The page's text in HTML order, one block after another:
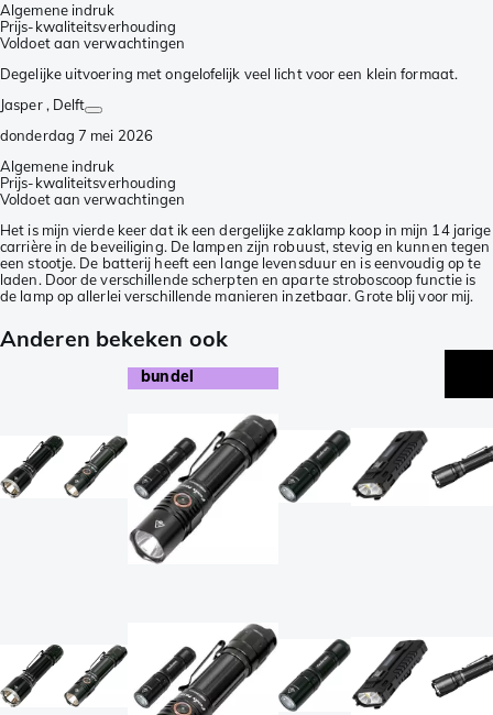
Algemene indruk
Prijs-kwaliteitsverhouding
Voldoet aan verwachtingen
Degelijke uitvoering met ongelofelijk veel licht voor een klein formaat.
Jasper, Delft
donderdag 7 mei 2026
Algemene indruk
Prijs-kwaliteitsverhouding
Voldoet aan verwachtingen
Het is mijn vierde keer dat ik een dergelijke zaklamp koop in mijn 14 jarige
carrière in de beveiliging. De lampen zijn robuust, stevig en kunnen tegen
een stootje. De batterij heeft een lange levensduur en is eenvoudig op te
laden. Door de verschillende scherpten en aparte stroboscoop functie is
de lamp op allerlei verschillende manieren inzetbaar. Grote blij voor mij.
Anderen bekeken ook
bundel